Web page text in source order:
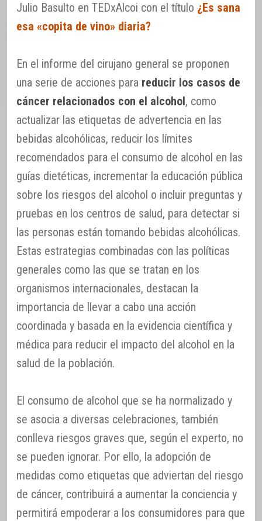
Julio Basulto en TEDxAlcoi con el título ¿Es sana
esa «copita de vino» diaria?
En el informe del cirujano general se proponen
una serie de acciones para reducir los casos de
cáncer relacionados con el alcohol , como
actualizar las etiquetas de advertencia en las
bebidas alcohólicas, reducir los límites
recomendados para el consumo de alcohol en las
guías dietéticas, incrementar la educación pública
sobre los riesgos del alcohol o incluir preguntas y
pruebas en los centros de salud, para detectar si
las personas están tomando bebidas alcohólicas.
Estas estrategias combinadas con las políticas
generales como las que se tratan en los
organismos internacionales, destacan la
importancia de llevar a cabo una acción
coordinada y basada en la evidencia científica y
médica para reducir el impacto del alcohol en la
salud de la población.
El consumo de alcohol que se ha normalizado y
se asocia a diversas celebraciones, también
conlleva riesgos graves que, según el experto, no
se pueden ignorar. Por ello, la adopción de
medidas como etiquetas que adviertan del riesgo
de cáncer, contribuirá a aumentar la conciencia y
permitirá empoderar a los consumidores para que